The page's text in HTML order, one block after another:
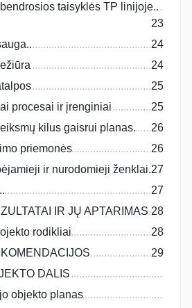
taisyklės TP linijoje..
23
24
24
25
procesai ir įrenginiai
25
kilus gaisrui planas.
26
priemonės
26
ir nurodomieji ženklai.27
27
IR JŲ APTARIMAS 28
rodikliai
28
29
DALIS
objekto planas